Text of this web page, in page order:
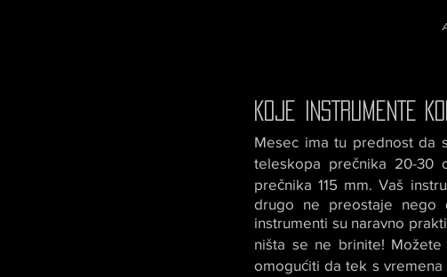
KOJE INSTRUMENTE
Mesec ima tu prednost da
teleskopa prečnika 20-30
prečnika 115 mm. Vaš
drugo ne preostaje
instrumenti su naravno
ništa se ne brinite!
omogućiti da tek s